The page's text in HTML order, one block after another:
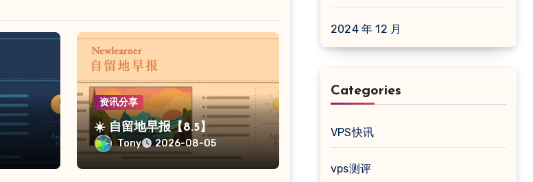
资讯分享
☀️ 自留地早报【8.5】
Tony 2026-08-05
2024 年 12 月
Categories
VPS快讯
vps测评